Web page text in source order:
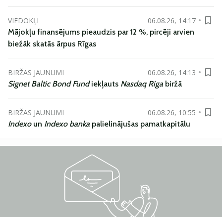
VIEDOKĻI
06.08.26, 14:17
Mājokļu finansējums pieaudzis par 12 %, pircēji arvien
biežāk skatās ārpus Rīgas
BIRŽAS JAUNUMI
06.08.26, 14:13
Signet Baltic Bond Fundiekļauts Nasdaq Riga biržā
BIRŽAS JAUNUMI
06.08.26, 10:55
Indexoun Indexo banka palielinājušas pamatkapitālu